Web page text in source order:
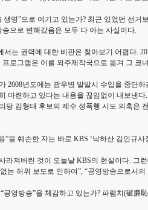
생명”으로 여기고 있는가? 최근 있었던 선
으로 변해갔음은 모두 다 아는 사실이다.
는 권력에 대한 비판은 찾아보기 어렵다.
로그램은 이를 외주제작국으로 옮겨 그
2008년도에는 광우병 발발시 수입을 중단
마련하고 있다는 내용을 끊임없이 내보낸
당 김형태 후보의 제수 성폭행 시도 의혹은
”을 훼손한 자는 바로 KBS ‘낙하산 김인규사
라져버린 것이 오늘날 KBS의 현실이다. 그
는 허위 보도로 인하여”, “공영방송으로서
공영방송”을 체감하고 있는가? 파렴치(破廉